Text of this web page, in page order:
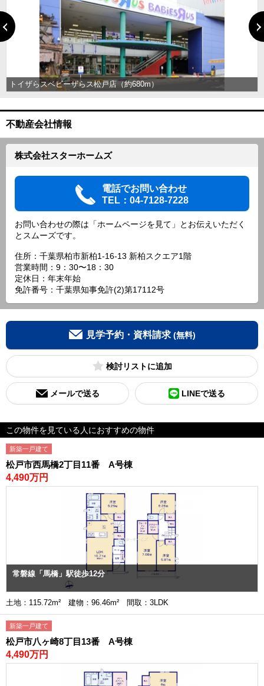
トイザらスベビーザらス松戸店（約680m）
不動産会社情報
株式会社スターホームズ
電話でお問い合わせ
TEL：04-7128-7228
お問い合わせの際は「ホームページを見て」とお伝えいただく
とスムーズです。
住所：千葉県柏市新柏1-16-13 新柏スクエア1階
営業時間：9：30〜18：30
定休日：年末年始
免許番号：千葉県知事免許(2)第17112号
見学予約・資料請求 (無料)
検討リスト
メールで送る LINEで送る
この物件を見ている人におすすめの物件
新築一戸建て
松戸市西馬橋2丁目11番 A号棟
4,490万円
常磐線「馬橋」駅徒歩12分
土地：115.72m² 建物：96.46m² 間取：3LDK
新築一戸建て
松戸市八ヶ崎8丁目13番 A号棟
4,490万円